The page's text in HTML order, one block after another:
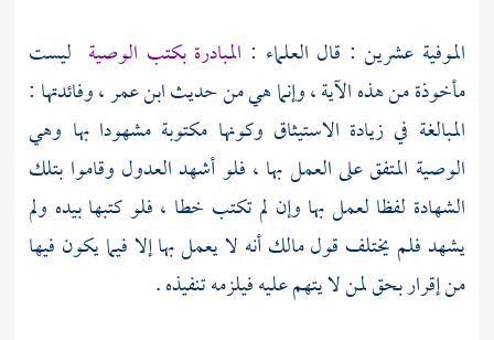
الموفية عشرين : قال العلماء : المبادرة بكتب الوصية ليست
مأخوذة من هذه الآية ، وإنما هي من حديثابن عمر، وفائدتها :
المبالغة في زيادة الاستيثاق وكونها مكتوبة مشهودا بها وهي
الوصية المتفق على العمل بها ، فلو أشهد العدول وقاموا بتلك
الشهادة لفظا لعمل بها وإن لم تكتب خطا ، فلو كتبها بيده ولم
يشهد فلم يختلف قولمالكأنه لا يعمل بها إلا فيما يكون فيها
من إقرار بحق لمن لا يتهم عليه فيلزمه تنفيذه .